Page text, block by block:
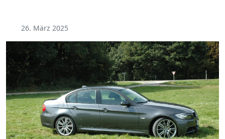
26. März 2025